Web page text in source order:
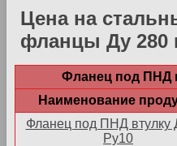
Цена на
фланцы Ду 280
Фланец под ПНД
Наименование
Фланец под ПНД втулку
Ру10